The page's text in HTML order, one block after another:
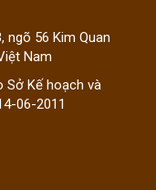
ngõ 56 Kim Quan
Nam
Sở Kế hoạch và
06-2011